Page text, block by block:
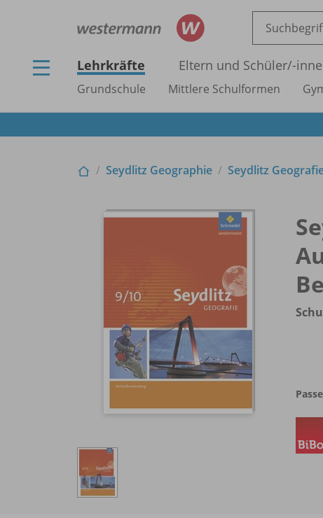
Lehrkräfte Eltern und Schüler/-
Grundschule Mittlere Schulformen
Seydlitz Geographie Seydlitz